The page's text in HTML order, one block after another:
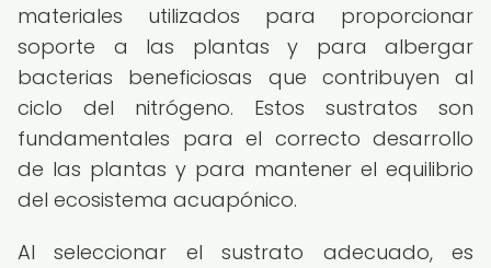
materiales utilizados para proporcionar
soporte a las plantas y para albergar
bacterias beneficiosas que contribuyen al
ciclo del nitrógeno. Estos sustratos son
fundamentales para el correcto desarrollo
de las plantas y para mantener el equilibrio
del ecosistema acuapónico.
Al seleccionar el sustrato adecuado, es